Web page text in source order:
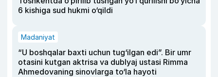
6 kishiga sud hukmi o‘qildi
Madaniyat
“U boshqalar baxti uchun tug‘ilgan edi”. Bir umr
otasini kutgan aktrisa va dublyaj ustasi Rimma
Ahmedovaning sinovlarga to‘la hayoti